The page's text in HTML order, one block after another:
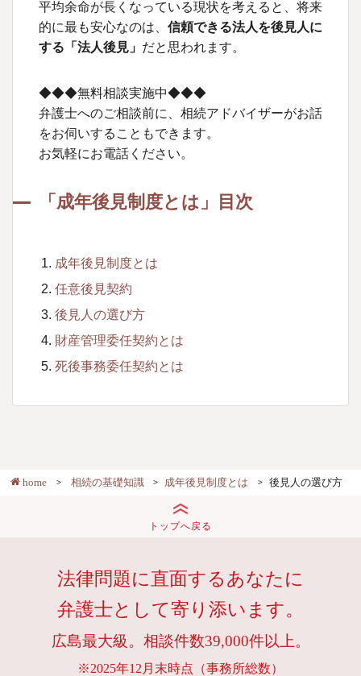
平均余命が長くなっている現状を考えると、将来
的に最も安心なのは、 信頼できる法人を後見人に
する「法人後見」 だと思われます。
◆◆◆無料相談実施中◆◆◆
弁護士へのご相談前に、相続アドバイザーがお話
をお伺いすることもできます。
お気軽にお電話ください。
「成年後見制度とは」目次
成年後見制度とは
任意後見契約
後見人の選び方
財産管理委任契約とは
死後事務委任契約とは
home 相続の基礎知識 成年後見制度とは 後見人の選び方
トップへ戻る
法律問題に直面するあなたに
弁護士として寄り添います。
広島最大級。相談件数39,000件以上。
※2025年12月末時点（事務所総数）